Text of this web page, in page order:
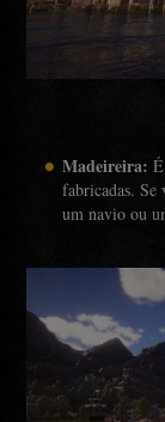
Madeireira:
fabricadas.
um navio ou